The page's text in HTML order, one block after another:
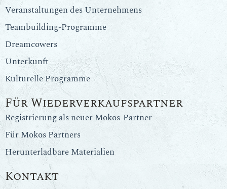
Veranstaltungen des Unternehmens
Teambuilding-Programme
Dreamcowers
Unterkunft
Kulturelle Programme
Für Wiederverkaufspartner
Registrierung als neuer Mokos-Partner
Für Mokos Partners
Herunterladbare Materialien
Kontakt